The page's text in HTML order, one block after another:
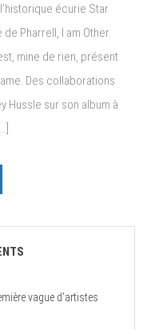
écurie Star
Pharrell, I am Other.
mine de rien, présent
Des collaborations
Hussle sur son album à
vague d’artistes